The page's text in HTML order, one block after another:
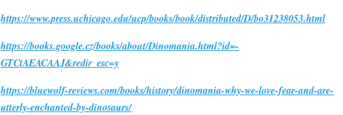
https://www.press.uchicago.edu/ucp/books/book/distributed/D/bo31238053.html
https://books.google.cz/books/about/Dinomania.html?id=-
GTCtAEACAAJ&redir_esc=y
https://bluewolf-reviews.com/books/history/dinomania-why-we-love-fear-and-are-
utterly-enchanted-by-dinosaurs/